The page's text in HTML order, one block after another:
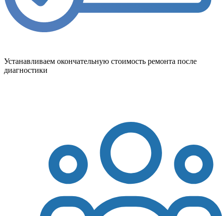
Устанавливаем окончательную стоимость ремонта после
диагностики